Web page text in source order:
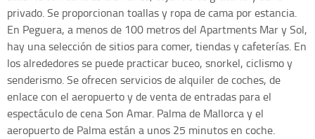
privado. Se proporcionan toallas y ropa de cama por estancia.
En Peguera, a menos de 100 metros del Apartments Mar y Sol,
hay una selección de sitios para comer, tiendas y cafeterías. En
los alrededores se puede practicar buceo, snorkel, ciclismo y
senderismo. Se ofrecen servicios de alquiler de coches, de
enlace con el aeropuerto y de venta de entradas para el
espectáculo de cena Son Amar. Palma de Mallorca y el
aeropuerto de Palma están a unos 25 minutos en coche.